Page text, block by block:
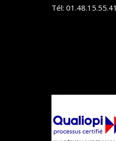
Tél: 01.48.15.55.41